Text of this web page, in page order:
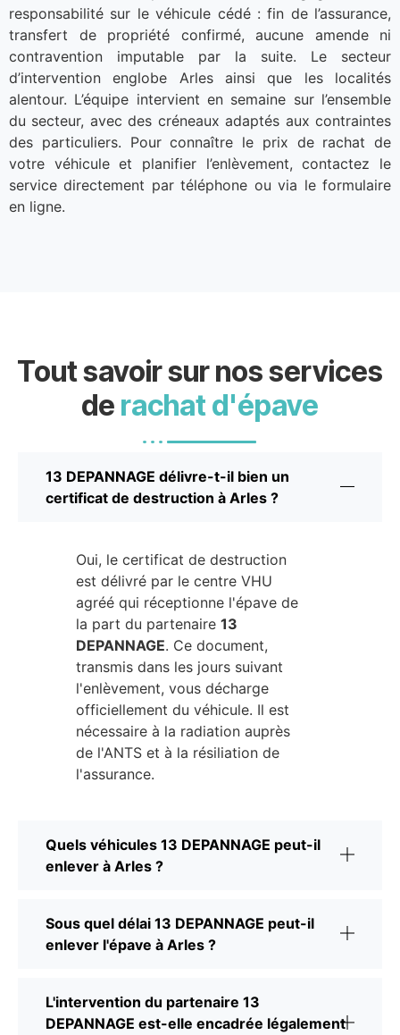
responsabilité sur le véhicule cédé : fin de l’assurance,
transfert de propriété confirmé, aucune amende ni
contravention imputable par la suite. Le secteur
d’intervention englobe Arles ainsi que les localités
alentour. L’équipe intervient en semaine sur l’ensemble
du secteur, avec des créneaux adaptés aux contraintes
des particuliers. Pour connaître le prix de rachat de
votre véhicule et planifier l’enlèvement, contactez le
service directement par téléphone ou via le formulaire
en ligne.
Tout savoir sur nos services
de rachat d'épave
13 DEPANNAGE délivre-t-il bien un
certificat de destruction à Arles ?
Oui, le certificat de destruction
est délivré par le centre VHU
agréé qui réceptionne l'épave de
la part du partenaire 13
DEPANNAGE. Ce document,
transmis dans les jours suivant
l'enlèvement, vous décharge
officiellement du véhicule. Il est
nécessaire à la radiation auprès
de l'ANTS et à la résiliation de
l'assurance.
Quels véhicules 13 DEPANNAGE peut-il
enlever à Arles ?
Sous quel délai 13 DEPANNAGE peut-il
enlever l'épave à Arles ?
L'intervention du partenaire 13
DEPANNAGE est-elle encadrée légalement